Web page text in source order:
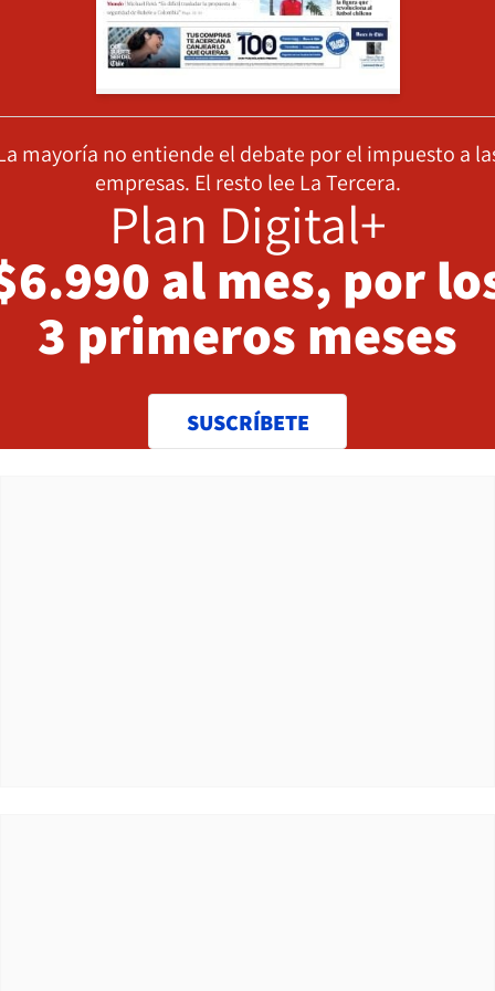
mayoría no entiende el debate por el impuesto a
empresas. El resto lee La Tercera.
Plan Digital+
al mes, por
3 primeros meses
SUSCRÍBETE